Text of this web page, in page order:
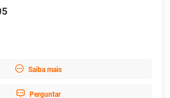
 Saiba mais
 Perguntar